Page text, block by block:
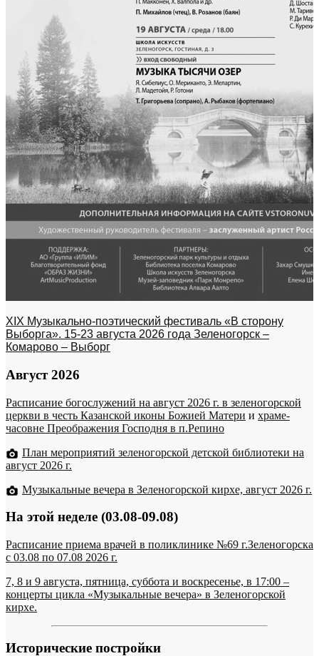
XIX Музыкально-поэтический фестиваль «В сторону
Выборга». 15-23 августа 2026 года Зеленогорск –
Комарово – Выборг
Август 2026
Расписание богослужений на август 2026 г. в зеленогорской
церкви в честь Казанской иконы Божией Матери и храме-
часовне Преображения Господня в п.Репино
План мероприятий зеленогорской детской библиотеки на
август 2026 г.
Музыкальные вечера в Зеленогорской кирхе, август 2026 г.
На этой неделе (03.08-09.08)
Расписание приема врачей в поликлинике №69 г.Зеленогорска
c 03.08 по 07.08 2026 г.
7, 8 и 9 августа, пятница, суббота и воскресенье, в 17:00 –
концерты цикла «Музыкальные вечера» в Зеленогорской
кирхе.
Исторические постройки